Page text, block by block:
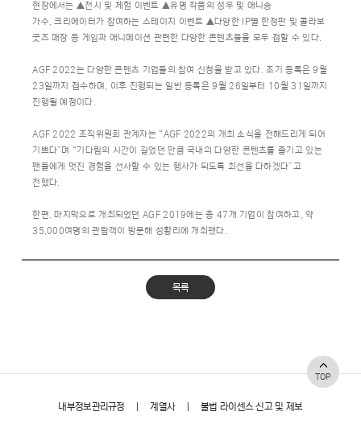
현장에서는 ▲전시 및 체험 이벤트 ▲유명 작품의 성우 및 애니송
가수, 크리에이터가 참여하는 스테이지 이벤트 ▲다양한 IP별 한정판 및 콜라보
굿즈 매장 등 게임과 애니메이션 관련한 다양한 콘텐츠들을 모두 접할 수 있다.
AGF 2022는 다양한 콘텐츠 기업들의 참여 신청을 받고 있다. 조기 등록은 9월
23일까지 접수하며, 이후 진행되는 일반 등록은 9월 26일부터 10월 31일까지
진행될 예정이다.
AGF 2022 조직위원회 관계자는 “AGF 2022의 개최 소식을 전해드리게 되어
기쁘다”며 “기다림의 시간이 길었던 만큼 국내외 다양한 콘텐츠를 즐기고 있는
팬들에게 멋진 경험을 선사할 수 있는 행사가 되도록 최선을 다하겠다”고
전했다.
한편, 마지막으로 개최되었던 AGF 2019에는 총 47개 기업이 참여하고, 약
35,000여명의 관람객이 방문해 성황리에 개최됐다.
목록
TOP
내부정보관리규정 |계열사|불법 라이센스 신고 및 제보